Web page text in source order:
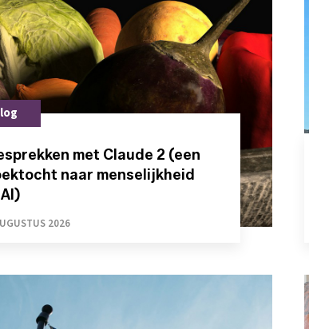
met Claude 2 (een
naar menselijkheid
2026